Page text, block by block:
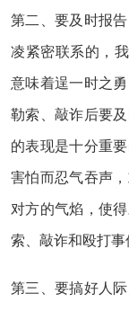
第二、要及时报
凌紧密联系的，
意味着逞一时之
勒索、敲诈后要
的表现是十分重
害怕而忍气吞声
对方的气焰，使
索、敲诈和殴打事
第三、要搞好人